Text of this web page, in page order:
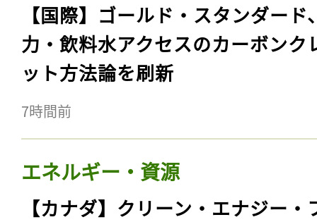
【国際】ゴールド・スタンダード
力・飲料水アクセスのカーボンク
ット方法論を刷新
7時間前
エネルギー・資源
【カナダ】クリーン・エナジー・